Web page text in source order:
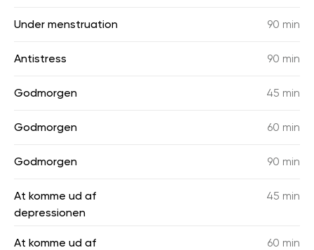
Under menstruation 90 min
Antistress 90 min
Godmorgen 45 min
Godmorgen 60 min
Godmorgen 90 min
At komme ud af
depressionen
45 min
At komme ud af
60 min